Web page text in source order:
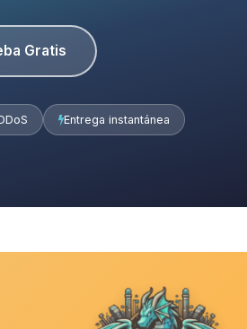
Gratis
Entrega instantánea